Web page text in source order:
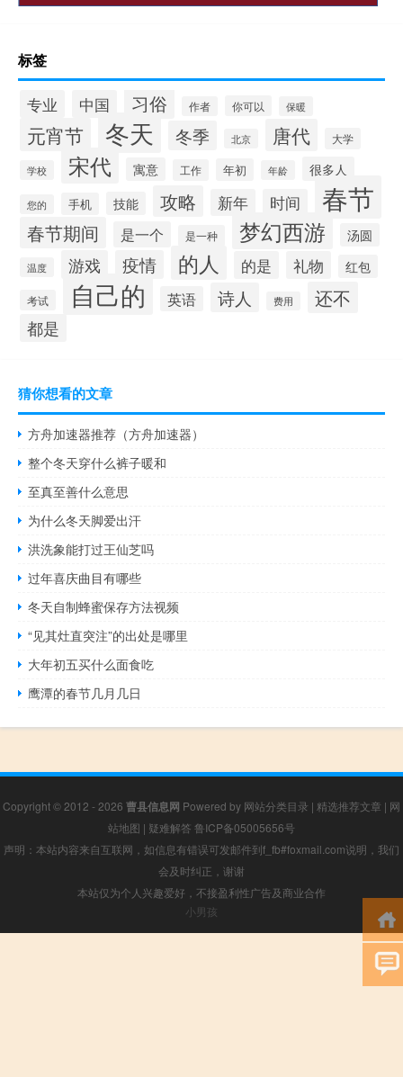
标签
专业 中国 习俗 作者 你可以 保暖
元宵节 冬天 冬季 北京 唐代 大学
学校 宋代 寓意 工作 年初 年龄 很多人
您的 手机 技能 攻略 新年 时间 春节
春节期间 是一个 是一种 梦幻西游 汤圆
温度 游戏 疫情 的人 的是 礼物 红包
考试 自己的 英语 诗人 费用 还不
都是
猜你想看的文章
方舟加速器推荐（方舟加速器）
整个冬天穿什么裤子暖和
至真至善什么意思
为什么冬天脚爱出汗
洪洗象能打过王仙芝吗
过年喜庆曲目有哪些
冬天自制蜂蜜保存方法视频
“见其灶直突注”的出处是哪里
大年初五买什么面食吃
鹰潭的春节几月几日
Copyright © 2012 - 2026 曹县信息网 Powered by 网站分类目录 | 精选推荐文章 | 网
站地图 | 疑难解答 鲁ICP备05005656号
声明：本站内容来自互联网，如信息有错误可发邮件到f_fb#foxmail.com说明，我们
会及时纠正，谢谢
本站仅为个人兴趣爱好，不接盈利性广告及商业合作
小男孩